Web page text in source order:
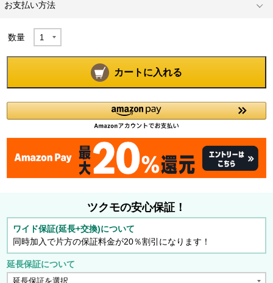
お支払い方法
数量
カートに入れる
ツクモの安心保証！
ワイド保証(延長+交換)について
同時加入で片方の保証料金が20％割引になります！
延長保証について